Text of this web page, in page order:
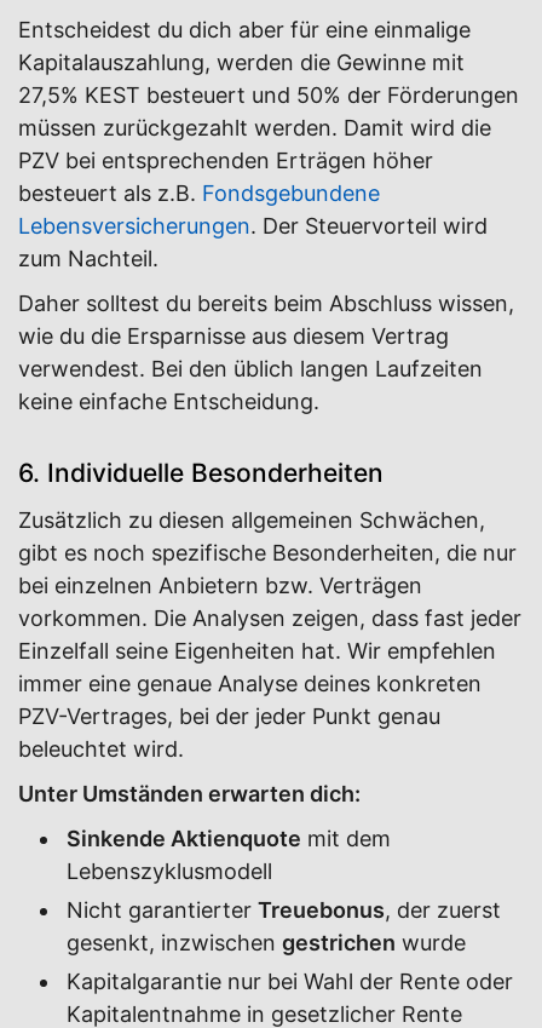
Entscheidest du dich aber für eine einmalige
Kapitalauszahlung, werden die Gewinne mit
27,5% KEST besteuert und 50% der Förderungen
müssen zurückgezahlt werden. Damit wird die
PZV bei entsprechenden Erträgen höher
besteuert als z.B. Fondsgebundene
Lebensversicherungen. Der Steuervorteil wird
zum Nachteil.
Daher solltest du bereits beim Abschluss wissen,
wie du die Ersparnisse aus diesem Vertrag
verwendest. Bei den üblich langen Laufzeiten
keine einfache Entscheidung.
6. Individuelle Besonderheiten
Zusätzlich zu diesen allgemeinen Schwächen,
gibt es noch spezifische Besonderheiten, die nur
bei einzelnen Anbietern bzw. Verträgen
vorkommen. Die Analysen zeigen, dass fast jeder
Einzelfall seine Eigenheiten hat. Wir empfehlen
immer eine genaue Analyse deines konkreten
PZV-Vertrages, bei der jeder Punkt genau
beleuchtet wird.
Unter Umständen erwarten dich:
Sinkende Aktienquote mit dem
Lebenszyklusmodell
Nicht garantierter Treuebonus, der zuerst
gesenkt, inzwischen gestrichen wurde
Kapitalgarantie nur bei Wahl der Rente oder
Kapitalentnahme in gesetzlicher Rente